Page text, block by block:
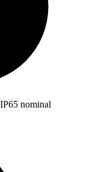
nominal